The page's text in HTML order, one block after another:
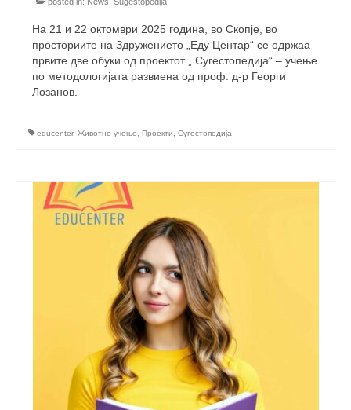
Festivals Programme | Day 3 & 4
Festivals Programme | Day 1 & 2
Performing Arts Programme | Day 3 & 4,
and 5
Skopje Applied arts programme | Day 4
Skopje Applied arts programme | Day 3
Skopje Applied arts programme | Day 2
Skopje Applied arts programme | Day 1
Applied art program in Skopje organized
by Cultart
Visual Arts Programme | Day 5
Visual Arts Programme | Day 3 & 4
На 21 и 22 октомври 2025 година, во Скопје, во
просториите на Здружението „Еду Центар“ се одржаа
првите две обуки од проектот „ Сугестопедија“ – учење
по методологијата развиена од проф. д-р Георги
Лозанов.
educenter, Животно учење Проекти Сугестопедија